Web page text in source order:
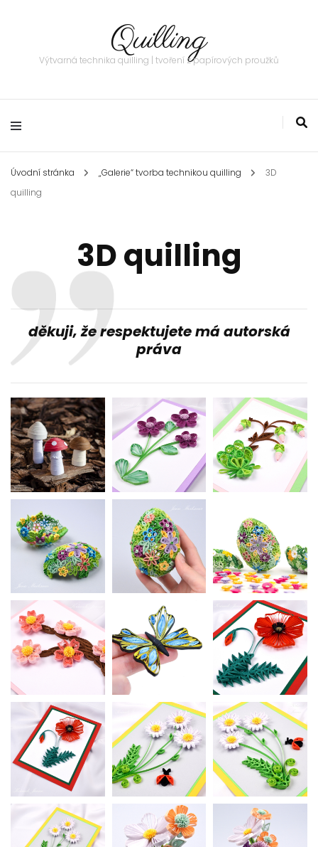
Quilling
Výtvarná technika quilling | tvoření z papírových proužků
Úvodní stránka „Galerie“ tvorba technikou quilling
3D
quilling
3D quilling
děkuji, že respektujete má autorská
práva